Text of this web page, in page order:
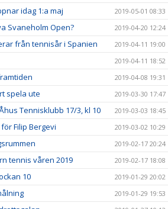
idag 1:a maj 2019-05-01 08:33
Svaneholm Open? 2019-04-20 12:24
från tennisår i Spanien 2019-04-11 19:00
2019-04-11 18:52
2019-04-08 19:31
spela ute 2019-03-30 17:47
Tennisklubb 17/3, kl 10 2019-03-03 18:45
Filip Bergevi 2019-03-02 10:29
2019-02-17 20:24
tennis våren 2019 2019-02-17 18:08
10 2019-01-29 20:02
2019-01-29 19:53